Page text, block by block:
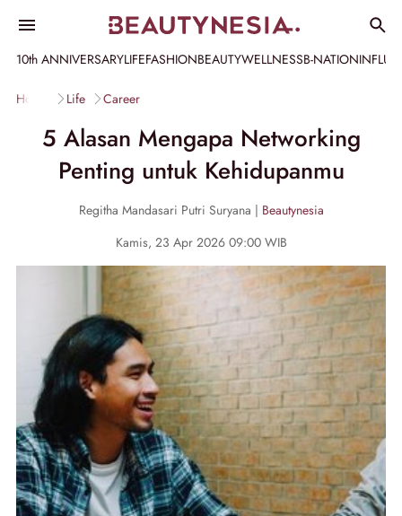
10th ANNIVERSARYLIFEFASHIONBEAUTYWELLNESSB-NATION
Home Life Career
5 Alasan Mengapa Networking
Penting untuk Kehidupanmu
Regitha Mandasari Putri Suryana | Beautynesia
Kamis, 23 Apr 2026 09:00 WIB